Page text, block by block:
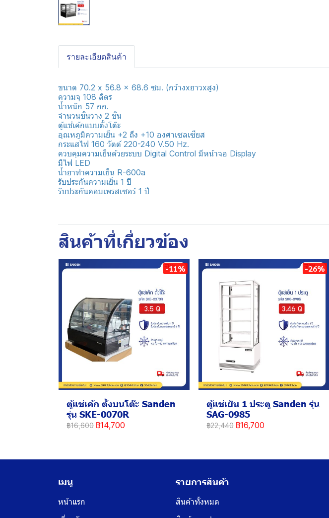
รายละเอียดสินค้า
ขนาด 70.2 x 56.8 x 68.6 ซม. (กว้างxยาวxสูง)
ความจุ 108 ลิตร
น้ำหนัก 57 กก.
จำนวนชั้นวาง 2 ชั้น
ตู้แช่เค้กแบบตั้งโต๊ะ
อุณหภูมิความเย็น +2 ถึง +10 องศาเซลเซียส
กระแสไฟ 160 วัตต์ 220-240 V.50 Hz.
ควบคุมความเย็นด้วยระบบ Digital Control มีหน้าจอ Display
มีไฟ LED
น้ำยาทำความเย็น R-600a
รับประกันความเย็น 1 ปี
รับประกันคอมเพรสเซอร์ 1 ปี
สินค้าที่เกี่ยวข้อง
-11%
ตู้แช่เค้ก ตั้งบนโต๊ะ Sanden
รุ่น SKE-0070R
฿16,600 ฿14,700
-26%
ตู้แช่เย็น 1 ประตู Sanden รุ่น
SAG-0985
฿22,440 ฿16,700
เมนู
หน้าแรก
รายการสินค้า
สินค้าทั้งหมด